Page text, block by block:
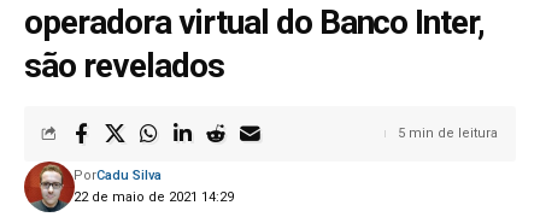
operadora virtual do Banco Inter,
são revelados
22 de maio de 2021 14:29
PorCadu Silva
5 min de leitura